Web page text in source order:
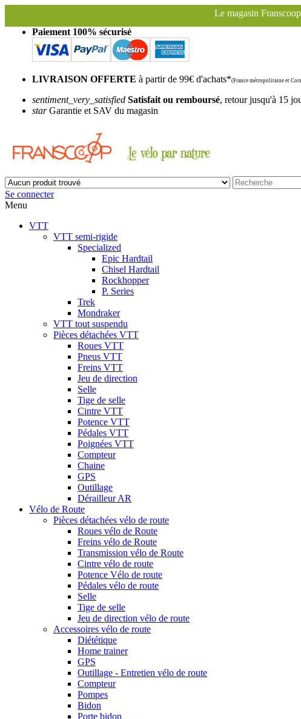
Le magasin Franscoop sera fermé à partir du
Paiement 100% sécurisé
LIVRAISON OFFERTE à partir de 99€ d'achats*(France métropolitaine et
sentiment_very_satisfied Satisfait ou remboursé, retour jusqu'à 15
starGarantie et SAV du magasin
Se connecter
Menu
VTT
VTT semi-rigide
Specialized
Epic Hardtail
Chisel Hardtail
Rockhopper
P. Series
Trek
Mondraker
VTT tout suspendu
Pièces détachées VTT
Roues VTT
Pneus VTT
Freins VTT
Jeu de direction
Selle
Tige de selle
Cintre VTT
Potence VTT
Pédales VTT
Poignées VTT
Compteur
Chaine
GPS
Outillage
Dérailleur AR
Vélo de Route
Pièces détachées vélo de route
Roues vélo de Route
Freins vélo de Route
Transmission vélo de Route
Cintre vélo de route
Potence Vélo de route
Pédales vélo de route
Selle
Tige de selle
Jeu de direction vélo de route
Accessoires vélo de route
Diététique
Home trainer
GPS
Outillage - Entretien vélo de route
Compteur
Pompes
Bidon
Porte bidon